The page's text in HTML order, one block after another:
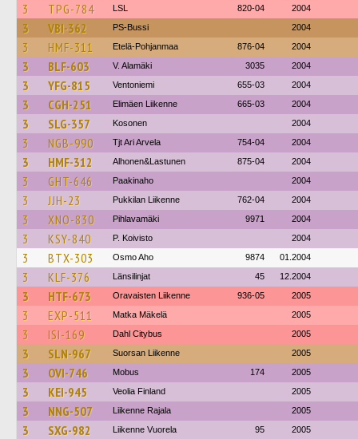
3 TPG-784 LSL 820-04 2004
3 VBI-362 PS-Bussi 2004
3 HMF-311 Etelä-Pohjanmaa 876-04 2004
3 BLF-603 V. Alamäki 3035 2004
3 YFG-815 Ventoniemi 655-03 2004
3 CGH-251 Elimäen Liikenne 665-03 2004
3 SLG-357 Kosonen 2004
3 NGB-990 Tjt Ari Arvela 754-04 2004
3 HMF-312 Alhonen&Lastunen 875-04 2004
3 GHT-646 Paakinaho 2004
3 JJH-23 Pukkilan Liikenne 762-04 2004
3 XNO-830 Pihlavamäki 9971 2004
3 KSY-840 P. Koivisto 2004
3 BTX-303 Osmo Aho 9874 01.2004
3 KLF-376 Länsilinjat 45 12.2004
3 HTF-673 Oravaisten Liikenne 936-05 2005
3 EXP-511 Matka Mäkelä 2005
3 ISI-169 Dahl Citybus 2005
3 SLN-967 Suorsan Liikenne 2005
3 OVI-746 Mobus 174 2005
3 KEI-945 Veolia Finland 2005
3 NNG-507 Liikenne Rajala 2005
3 SXG-982 Liikenne Vuorela 95 2005